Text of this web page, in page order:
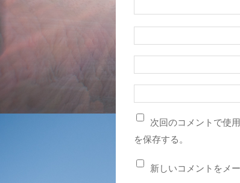
次回のコメントで使
を保存する。
新しいコメントをメ